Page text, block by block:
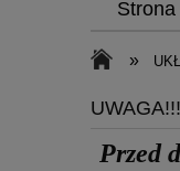
Strona
»
UWAGA!!!
Przed